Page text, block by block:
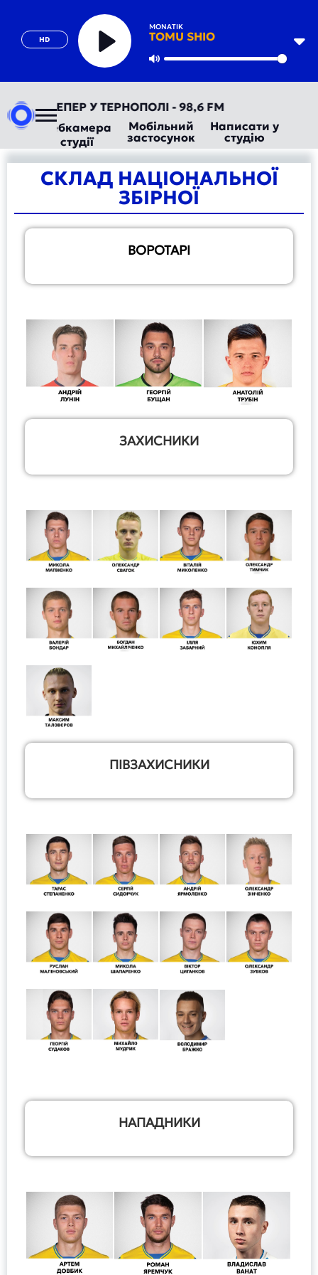
HD
MONATIK
TOMU SHIO
Play
ТЕПЕР У ТЕРНОПОЛІ - 98,6 FM
Вебкамера
студії
Мобільний
застосунок
Написати у
студію
СКЛАД НАЦІОНАЛЬНОЇ
ЗБІРНОЇ
ВОРОТАРІ
ЗАХИСНИКИ
ПІВЗАХИСНИКИ
НАПАДНИКИ